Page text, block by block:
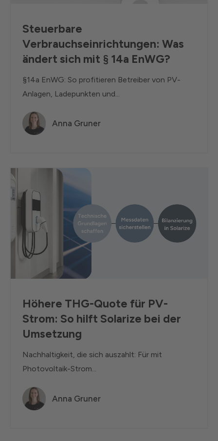
Steuerbare
Verbrauchseinrichtungen: Was
ändert sich mit § 14a EnWG?
§14a EnWG: So profitieren Betreiber von PV-
Anlagen, Ladepunkten und...
Anna Gruner
Höhere THG-Quote für PV-
Strom: So hilft Solarize bei der
Umsetzung
Nachhaltigkeit, die sich auszahlt: Für mit
Photovoltaik-Strom...
Anna Gruner